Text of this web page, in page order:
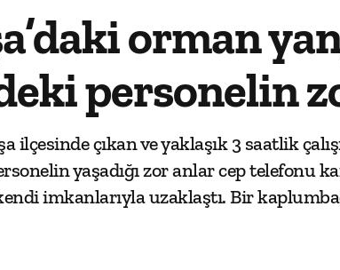
orman
personelin
ilçesinde çıkan ve yaklaşık 3 saatlik
yaşadığı zor anlar cep telefonu
imkanlarıyla uzaklaştı. Bir